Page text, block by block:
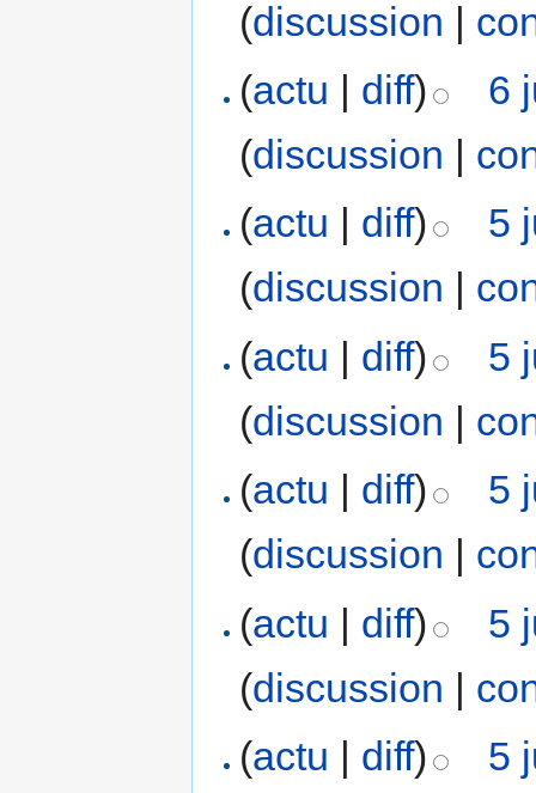
(discussion |
(actu | diff)
6
(discussion |
(actu diff)
5
(discussion
(actu | diff)
5
(discussion |
(actu | diff)
5
(discussion |
(actu | diff)
5
(discussion |
(actu | diff)
5